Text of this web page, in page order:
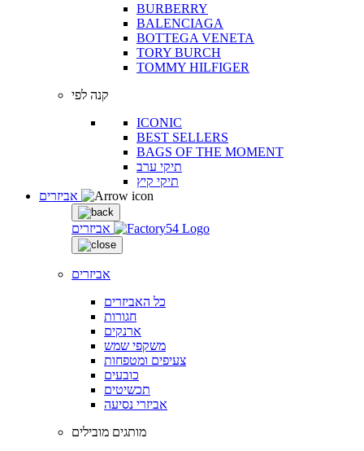
BURBERRY
BALENCIAGA
BOTTEGA VENETA
TORY BURCH
TOMMY HILFIGER
קנה לפי
ICONIC
BEST SELLERS
BAGS OF THE MOMENT
תיקי ערב
תיקי קיץ
אביזרים
אביזרים
כל האביזרים
חגורות
ארנקים
משקפי שמש
צעיפים ומטפחות
כובעים
תכשיטים
אביזרי נסיעה
מותגים מובילים